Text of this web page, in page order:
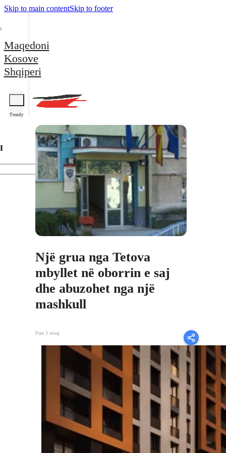
Skip to main contentSkip to footer
Maqedoni
Kosove
Shqiperi
Trendy
Një grua nga Tetova
mbyllet në oborrin e saj
dhe abuzohet nga një
mashkull
Para 3 muaj